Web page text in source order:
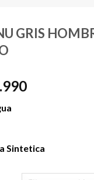
GRIS
El
$62.990.
Sintetica